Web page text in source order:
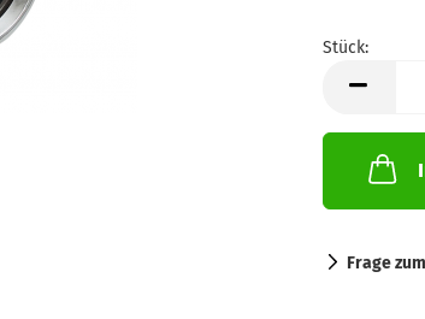
Stück:
Stück
Frage